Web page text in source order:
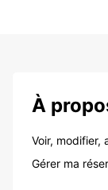
À
Voir, modifier,
Gérer ma